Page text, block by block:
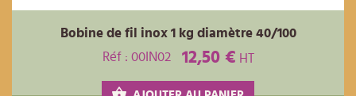
Bobine de fil inox 1 kg diamètre 40/100
Réf : 00IN02
12,50 € HT